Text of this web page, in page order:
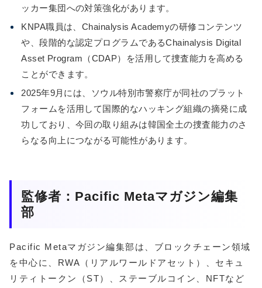
ッカー集団への対策強化があります。
KNPA職員は、Chainalysis Academyの研修コンテンツ
や、段階的な認定プログラムであるChainalysis Digital
Asset Program（CDAP）を活用して捜査能力を高める
ことができます。
2025年9月には、ソウル特別市警察庁が同社のプラット
フォームを活用して国際的なハッキング組織の摘発に成
功しており、今回の取り組みは韓国全土の捜査能力のさ
らなる向上につながる可能性があります。
監修者：Pacific Metaマガジン編集
部
Pacific Metaマガジン編集部は、ブロックチェーン領域
を中心に、RWA（リアルワールドアセット）、セキュ
リティトークン（ST）、ステーブルコイン、NFTなど